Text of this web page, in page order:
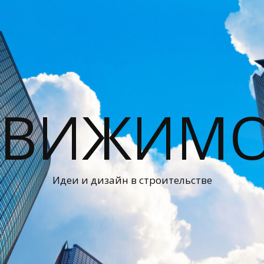
Идеи и дизайн в строительстве